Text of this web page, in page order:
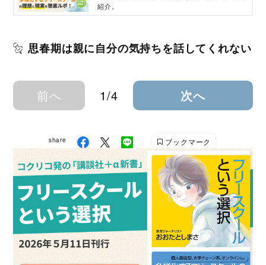
紹介。
思春期は親に自分の気持ちを話してくれない
前へ 1/4 次へ
share ブックマーク